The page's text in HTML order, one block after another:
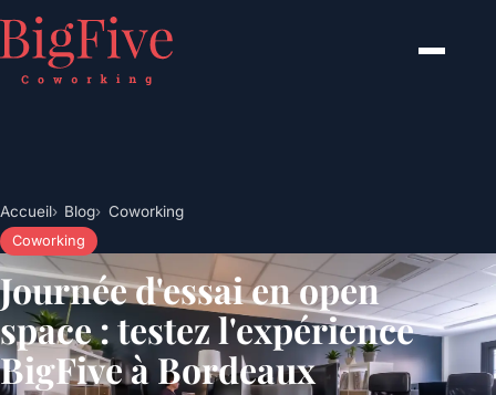
Accueil Blog Coworking
Coworking
Journée d'essai en open
space : testez l'expérience
BigFive à Bordeaux